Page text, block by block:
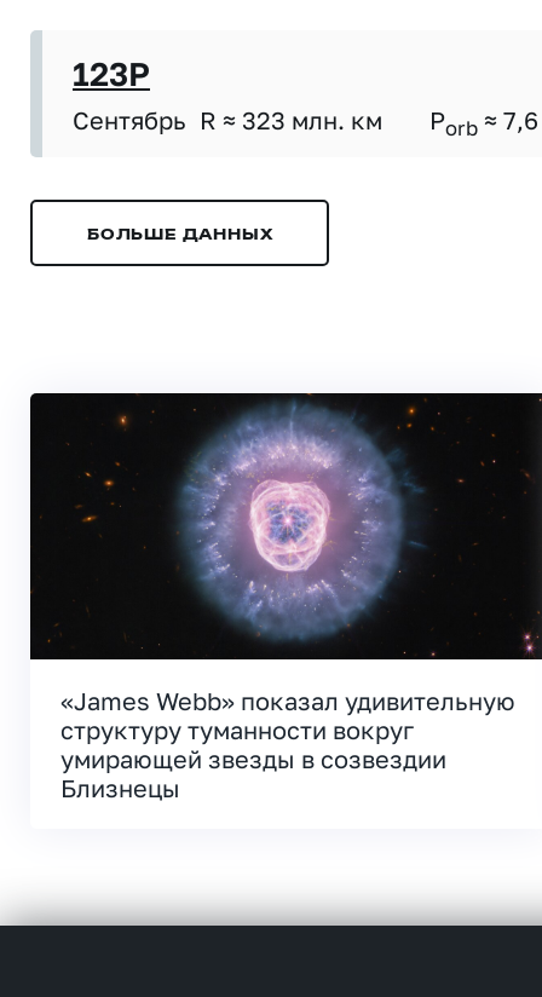
123P
Сентябрь R ≈ 323 млн. км Porb ≈ 7,6
БОЛЬШЕ ДАННЫХ
«James Webb» показал удивительную
структуру туманности вокруг
умирающей звезды в созвездии
Близнецы